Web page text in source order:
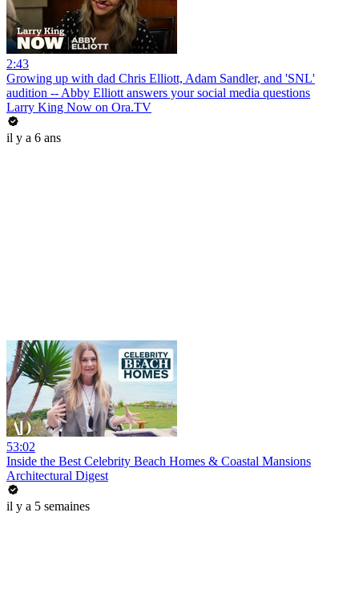
2:43
Growing up with dad Chris Elliott, Adam Sandler, and 'SNL'
audition -- Abby Elliott answers your social media questions
Larry King Now on Ora.TV
il y a 6 ans
53:02
Inside the Best Celebrity Beach Homes & Coastal Mansions
Architectural Digest
il y a 5 semaines